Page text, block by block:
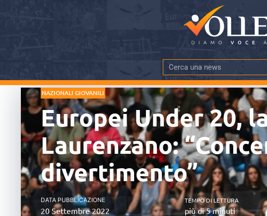
NAZIONALI GIOVANILI
Europei Under 20,
Laurenzano:
divertimento”
DATA PUBBLICAZIONE
20 Settembre 2022
TEMPO DI LETTURA
più di 5 minuti